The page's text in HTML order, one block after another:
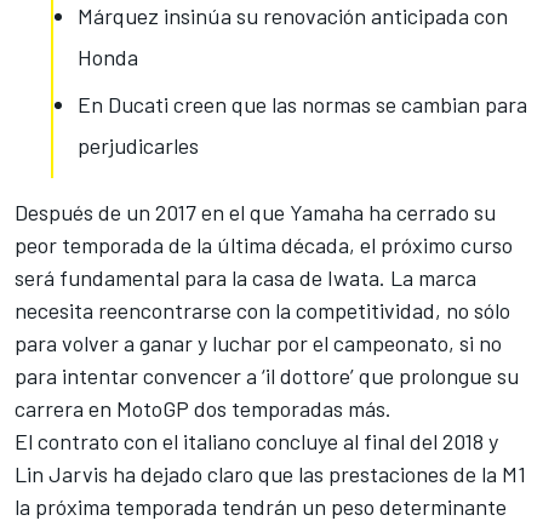
Márquez insinúa su renovación anticipada con
Honda
En Ducati creen que las normas se cambian para
perjudicarles
Después de un 2017 en el que Yamaha ha cerrado su
peor temporada de la última década, el próximo curso
será fundamental para la casa de Iwata. La marca
necesita reencontrarse con la competitividad, no sólo
para volver a ganar y luchar por el campeonato, si no
para intentar convencer a ‘il dottore’ que prolongue su
carrera en MotoGP dos temporadas más.
El contrato con el italiano concluye al final del 2018 y
Lin Jarvis ha dejado claro que las prestaciones de la M1
la próxima temporada tendrán un peso determinante